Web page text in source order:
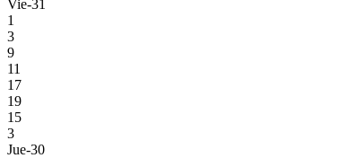
Vie-31
1
3
9
11
17
19
15
3
Jue-30